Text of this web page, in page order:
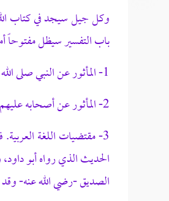
وكل جيل سيجد في كتاب
باب التفسير سيظل مفتوحاً
1- المأثور عن النبي صلى الله عليه وسلم.
2- المأثور عن أصحابه عليهم رضوان الله.
3- مقتضيات اللغة
الحديث الذي رواه أبو
الصديق -رضي الله عنه-